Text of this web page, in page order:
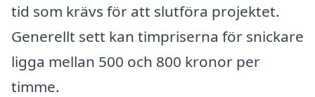
tid som krävs för att slutföra projektet.
Generellt sett kan timpriserna för snickare
ligga mellan 500 och 800 kronor per
timme.